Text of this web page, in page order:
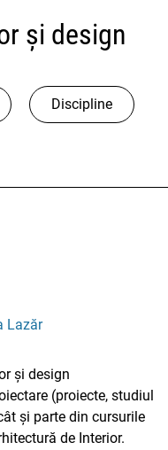
și design
Discipline
Lazăr
și design
(proiecte, studiul
și parte din cursurile
de Interior.